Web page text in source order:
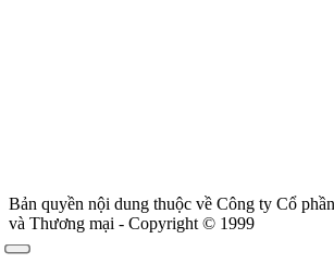
Bản quyền nội dung thuộc về Công ty Cổ
và Thương mại - Copyright © 1999